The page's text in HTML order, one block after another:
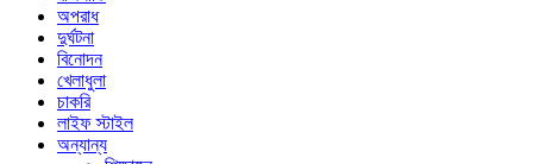
অপরাধ
দুর্ঘটনা
বিনোদন
খেলাধুলা
চাকরি
লাইফ স্টাইল
অন্যান্য